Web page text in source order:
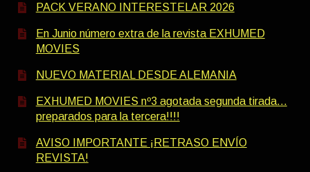
PACK VERANO INTERESTELAR 2026
En Junio número extra de la revista EXHUMED
MOVIES
NUEVO MATERIAL DESDE ALEMANIA
EXHUMED MOVIES nº3 agotada segunda tirada…
preparados para la tercera!!!!
AVISO IMPORTANTE ¡RETRASO ENVÍO
REVISTA!